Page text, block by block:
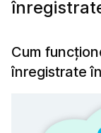
Cum
înregistrate